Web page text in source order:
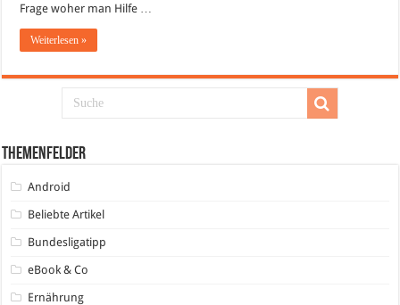
Frage woher man Hilfe …
Weiterlesen »
Themenfelder
Android
Beliebte Artikel
Bundesligatipp
eBook & Co
Ernährung